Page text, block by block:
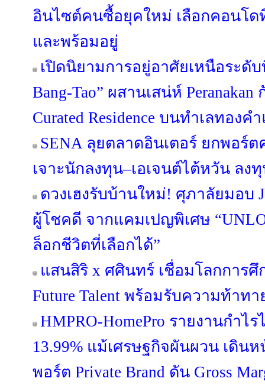
อินไซต์คนซื้อยุคใหม่ เลือกคอนโ
และพร้อมอยู่
เปิดนิยามการอยู่อาศัยเหนือระดับ
Bang-Tao” ผสานเสน่ห์ Peranakan
Curated Residence บนทำเลทองค
SENA ลุยตลาดอินเตอร์ ยกพอร์
เจาะนักลงทุน–เอเจนต์ไต้หวัน ลง
ดวงเฮงรับบ้านใหม่! ศุภาลัยมอบ
ผู้โชคดี จากแคมเปญพิเศษ
ล็อกชีวิตที่เลือกได้”
แสนสิริ x ศศินทร์ เชื่อมโลกการศึ
Future Talent พร้อมรับความท้าท
HMPRO-HomePro รายงานกำไ
13.99% แม้เศรษฐกิจผันผวน เดิน
พอร์ต Private Brand ดัน Gross